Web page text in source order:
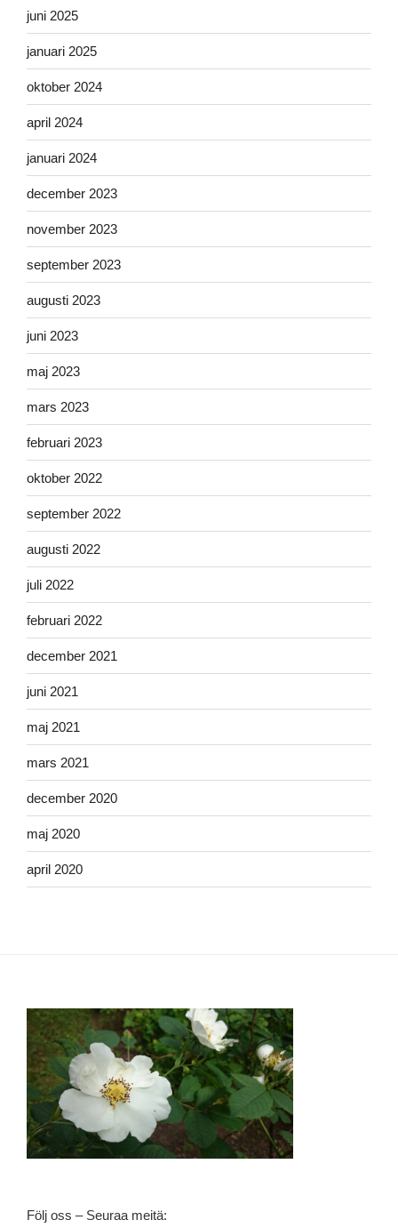
juni 2025
januari 2025
oktober 2024
april 2024
januari 2024
december 2023
november 2023
september 2023
augusti 2023
juni 2023
maj 2023
mars 2023
februari 2023
oktober 2022
september 2022
augusti 2022
juli 2022
februari 2022
december 2021
juni 2021
maj 2021
mars 2021
december 2020
maj 2020
april 2020
Följ oss – Seuraa meitä: